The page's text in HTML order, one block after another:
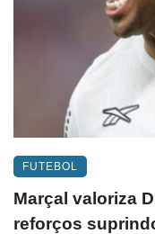
FUTEBOL
Marçal valoriza
reforços